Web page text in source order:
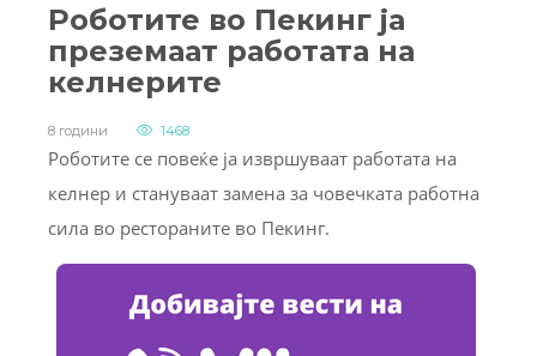
Роботите во Пекинг ја
преземаат работата на
келнерите
8 години 1468
Роботите се пoвеќе ја извршуваат работата на
келнер и стануваат замена за човечката работна
сила во рестораните во Пекинг.